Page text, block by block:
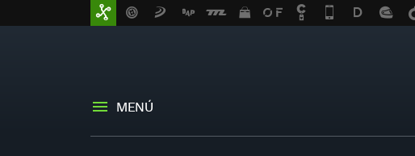
MENÚ